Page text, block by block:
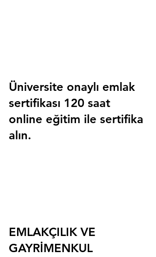
Üniversite onaylı emlak
sertifikası 120 saat
online eğitim ile sertifika
alın.
EMLAKÇILIK VE
GAYRİMENKUL